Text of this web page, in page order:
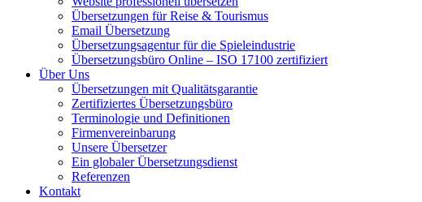
Übersetzungen für Reise & Tourismus
Email Übersetzung
Übersetzungsagentur für die Spieleindustrie
Übersetzungsbüro Online – ISO 17100 zertifiziert
Über Uns
Übersetzungen mit Qualitätsgarantie
Zertifiziertes Übersetzungsbüro
Terminologie und Definitionen
Firmenvereinbarung
Unsere Übersetzer
Ein globaler Übersetzungsdienst
Referenzen
Kontakt